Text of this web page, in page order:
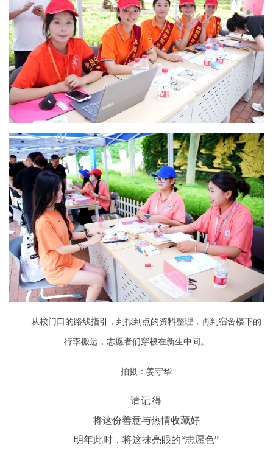
从校门口的路线指引，到报到点的资料整理，再到宿舍楼下的
行李搬运，志愿者们穿梭在新生中间。
拍摄：姜守华
请记得
将这份善意与热情收藏好
明年此时，将这抹亮眼的“志愿色”